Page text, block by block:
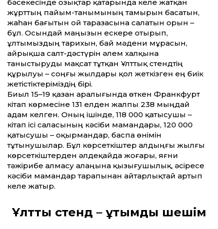
бәсекесінде озықтар қатарында келе жатқан
жұрттың пайым-танымының тамырын басатын,
жаһан бағытын ой таразасына салатын орын –
бұл. Осындай маңызын ескере отырып,
ұлтымыздың тарихын, бай мәдени мұрасын,
айрықша салт-дәстүрін әлем халқына
таныстыруды мақсат тұтқан Ұлттық стендтің
құрылуы – соңғы жылдары қол жеткізген ең биік
жетістіктеріміздің бірі.
Биыл 15–19 қазан аралығында өткен Франкфурт
кітап көрмесіне 131 елден жалпы 238 мыңдай
адам келген. Оның ішінде, 118 000 қатысушы –
кітап ісі саласының кәсіби мамандары, 120 000
қатысушы – оқырмандар, баспа өнімін
тұтынушылар. Бұл көрсеткіштер алдыңғы жылғы
көрсеткіштерден әлдеқайда жоғары, яғни
тәжірибе алмасу алаңына қызығушылық, әсіресе
кәсіби мамандар тарапынан айтарлықтай артып
келе жатыр.
Ұлттық стенд – ұтымды шешім